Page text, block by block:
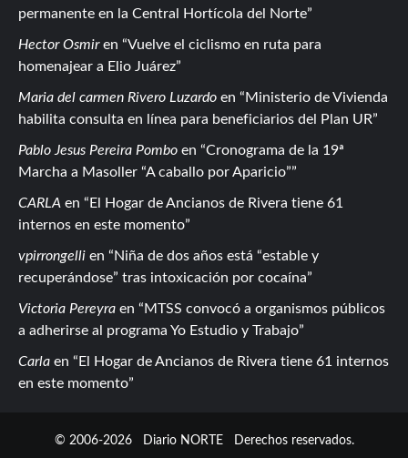
permanente en la Central Hortícola del Norte
Hector Osmiren
Vuelve el ciclismo en ruta para
homenajear a Elio Juárez
Maria del carmen Rivero Luzardo en
Ministerio de Vivienda
habilita consulta en línea para beneficiarios del Plan UR
Pablo Jesus Pereira Pombo en
Cronograma de la 19ª
Marcha a Masoller “A caballo por Aparicio”
CARLA en
El Hogar de Ancianos de Rivera tiene 61
internos en este momento
vpirrongelli en
Niña de dos años está “estable y
recuperándose” tras intoxicación por cocaína
Victoria Pereyra en
MTSS convocó a organismos públicos
a adherirse al programa Yo Estudio y Trabajo
Carla en
El Hogar de Ancianos de Rivera tiene 61 internos
en este momento
© 2006-2026 Diario NORTEDerechos reservados.